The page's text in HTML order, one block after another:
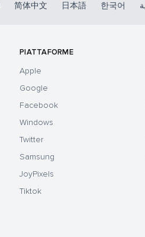
简体中文 日本語 한국어
PIATTAFORME
Apple
Google
Facebook
Windows
Twitter
Samsung
JoyPixels
Tiktok